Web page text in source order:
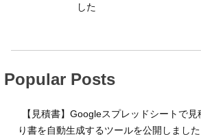
した
Popular Posts
【見積書】Googleスプレッドシートで見
り書を自動生成するツールを公開しました